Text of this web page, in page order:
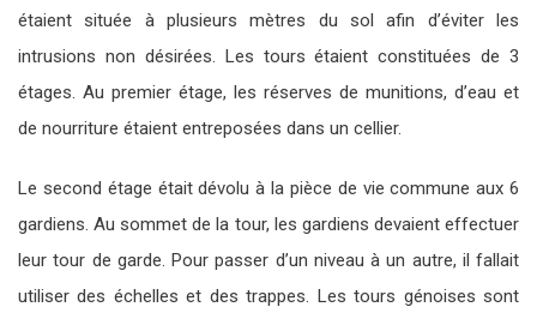
étaient située à plusieurs mètres du sol afin d’éviter les
intrusions non désirées. Les tours étaient constituées de 3
étages. Au premier étage, les réserves de munitions, d’eau et
de nourriture étaient entreposées dans un cellier.
Le second étage était dévolu à la pièce de vie commune aux 6
gardiens. Au sommet de la tour, les gardiens devaient effectuer
leur tour de garde. Pour passer d’un niveau à un autre, il fallait
utiliser des échelles et des trappes. Les tours génoises sont